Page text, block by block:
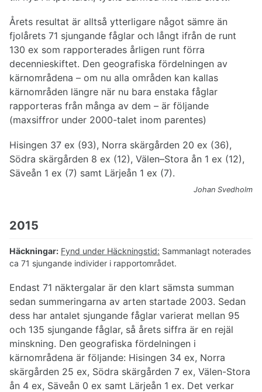
Årets resultat är alltså ytterligare något sämre än
fjolårets 71 sjungande fåglar och långt ifrån de runt
130 ex som rapporterades årligen runt förra
decennieskiftet. Den geografiska fördelningen av
kärnområdena – om nu alla områden kan kallas
kärnområden längre när nu bara enstaka fåglar
rapporteras från många av dem – är följande
(maxsiffror under 2000-talet inom parentes)
Hisingen 37 ex (93), Norra skärgården 20 ex (36),
Södra skärgården 8 ex (12), Välen–Stora ån 1 ex (12),
Säveån 1 ex (7) samt Lärjeån 1 ex (7).
Johan Svedholm
2015
Häckningar: Fynd under Häckningstid: Sammanlagt noterades
ca 71 sjungande individer i rapportområdet.
Endast 71 näktergalar är den klart sämsta summan
sedan summeringarna av arten startade 2003. Sedan
dess har antalet sjungande fåglar varierat mellan 95
och 135 sjungande fåglar, så årets siffra är en rejäl
minskning. Den geografiska fördelningen i
kärnområdena är följande: Hisingen 34 ex, Norra
skärgården 25 ex, Södra skärgården 7 ex, Välen-Stora
ån 4 ex, Säveån 0 ex samt Lärjeån 1 ex. Det verkar